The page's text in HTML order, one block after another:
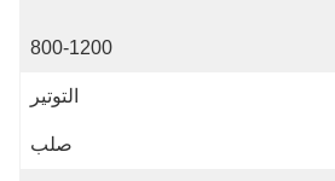
800-1200
التوتير
صلب